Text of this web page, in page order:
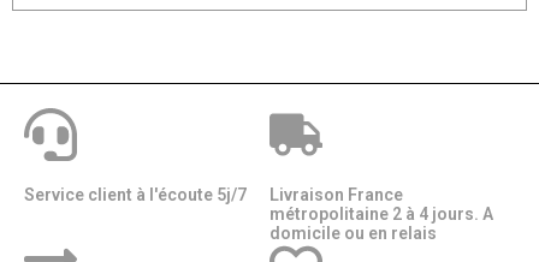
Service client à l'écoute 5j/7
Livraison France
métropolitaine 2 à 4 jours. A
domicile ou en relais​​